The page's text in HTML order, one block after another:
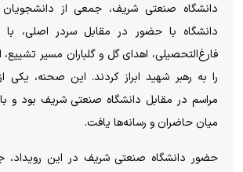
دانشگاه صنعتی شریف، جمعی از دانشجویان
دانشگاه با حضور در مقابل سردر اصلی،
فارغ‌التحصیلی، اهدای گل و گلباران مسیر تشییع،
را به رهبر شهید ابراز کردند. این صحنه، یکی
مراسم در مقابل دانشگاه صنعتی شریف بود و
میان حاضران و رسانه‌ها یافت.
حضور دانشگاه صنعتی شریف در این رویداد،